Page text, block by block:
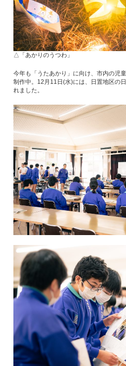
△「あかりのうつわ」
今年も「うたあかり」に向け、市内の児
制作中。12月11日(水)には、日置地区の
れました。